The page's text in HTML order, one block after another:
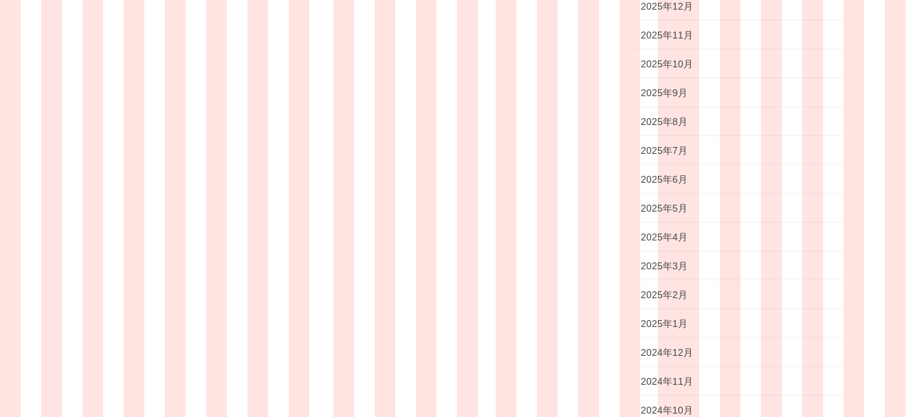
2025年12月
2025年11月
2025年10月
2025年9月
2025年8月
2025年7月
2025年6月
2025年5月
2025年4月
2025年3月
2025年2月
2025年1月
2024年12月
2024年11月
2024年10月